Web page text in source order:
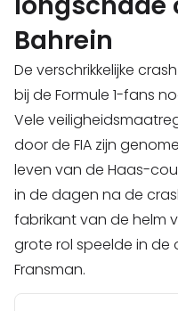
Bahrein
De verschrikkelijke
bij de Formule 1-fans
Vele
door de FIA zijn
leven van de Haas-
in de dagen na de
fabrikant van de helm
grote rol speelde in de
Fransman.